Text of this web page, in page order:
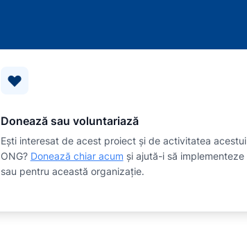
Donează sau voluntariază
Eşti interesat de acest proiect și de activitatea acestui
ONG? Donează chiar acum și ajută-i să implementeze
sau pentru această organizaţie.